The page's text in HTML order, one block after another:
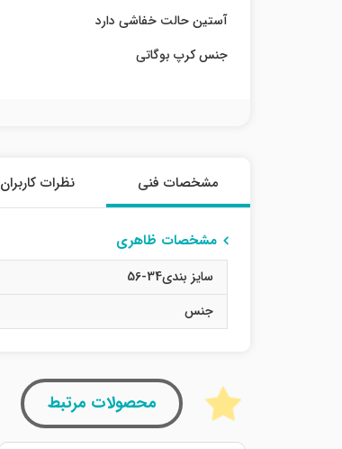
آستین حالت خفاشی دارد
جنس کرپ بوگاتی
مشخصات فنی نظرات کاربران
مشخصات ظاهری
سایز بندی34-56
جنس
محصولات مرتبط